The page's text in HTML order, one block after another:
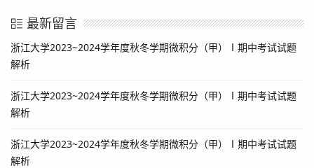
最新留言
浙江大学2023~2024学年度秋冬学期微积分（甲）Ⅰ期中考试试题
解析
浙江大学2023~2024学年度秋冬学期微积分（甲）Ⅰ期中考试试题
解析
浙江大学2023~2024学年度秋冬学期微积分（甲）Ⅰ期中考试试题
解析